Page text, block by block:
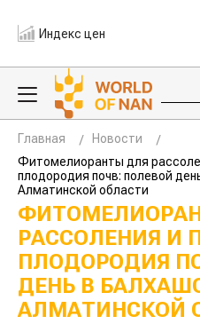
Индекс цен
Главная
Новости
Фитомелиоранты для
плодородия почв: полевой
Алматинской области
РАССОЛЕНИЯ И
ПЛОДОРОДИЯ
ДЕНЬ В
АЛМАТИНСКОЙ